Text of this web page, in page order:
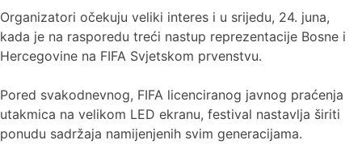
Organizatori očekuju veliki interes i u srijedu, 24. juna,
kada je na rasporedu treći nastup reprezentacije Bosne i
Hercegovine na FIFA Svjetskom prvenstvu.
Pored svakodnevnog, FIFA licenciranog javnog praćenja
utakmica na velikom LED ekranu, festival nastavlja širiti
ponudu sadržaja namijenjenih svim generacijama.